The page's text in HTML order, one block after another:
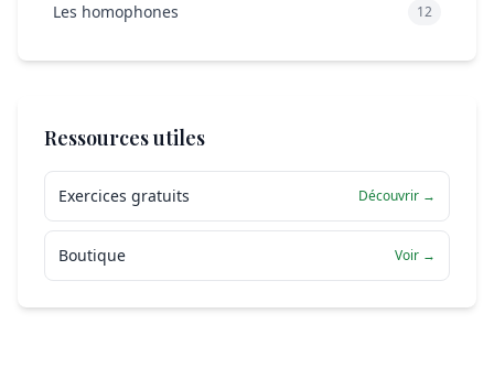
Les homophones 12
Ressources utiles
Exercices gratuits Découvrir →
Boutique Voir →